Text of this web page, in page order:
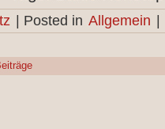
Posted in Allgemein